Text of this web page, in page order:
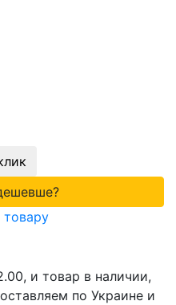
товару
и товар в наличии,
по Украине и